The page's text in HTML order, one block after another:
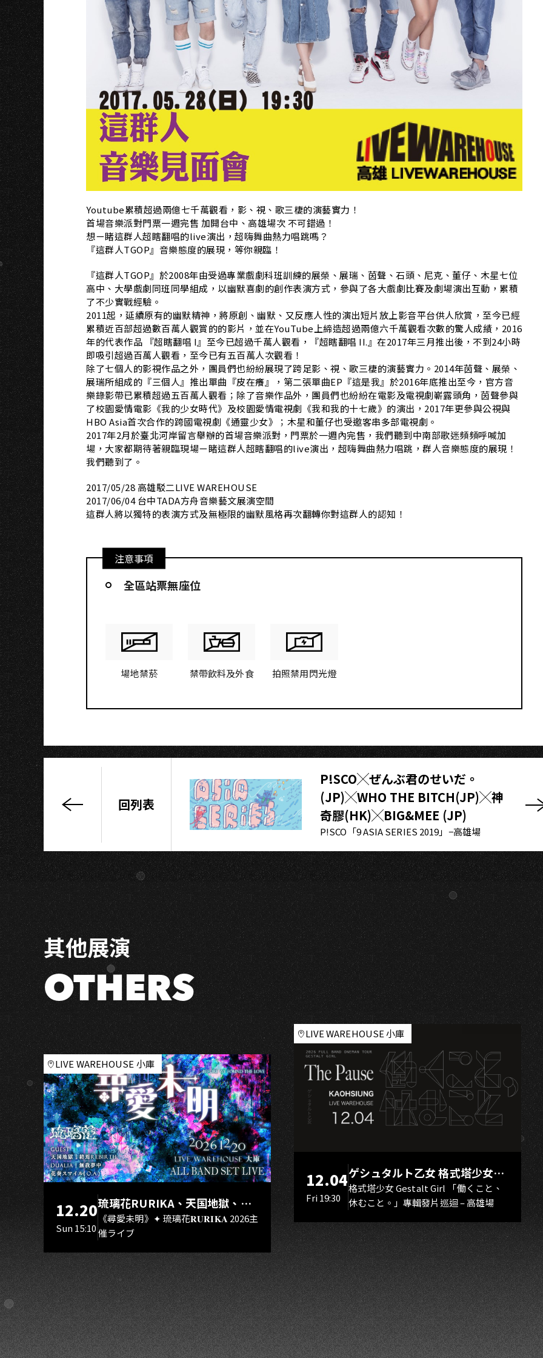
Youtube累積超過兩億七千萬觀看，影、視、歌三棲的演藝實力！
首場音樂派對門票一週完售 加開台中、高雄場次 不可錯過！
想ㄧ睹這群人超瞎翻唱的live演出，超嗨舞曲熱力唱跳嗎？
『這群人TGOP』音樂態度的展現，等你親臨！
『這群人TGOP』於2008年由受過專業戲劇科班訓練的展榮、展瑞、茵聲、石頭、尼克、董仔、木星七位
高中、大學戲劇同班同學組成，以幽默喜劇的創作表演方式，參與了各大戲劇比賽及劇場演出互動，累積
了不少實戰經驗。
2011起，延續原有的幽默精神，將原創、幽默、又反應人性的演出短片放上影音平台供人欣賞，至今已經
累積近百部超過數百萬人觀賞的的影片，並在YouTube上締造超過兩億六千萬觀看次數的驚人成績，2016
年的代表作品 『超瞎翻唱 I』至今已超過千萬人觀看，『超瞎翻唱 II.』在2017年三月推出後，不到24小時
即吸引超過百萬人觀看，至今已有五百萬人次觀看！
除了七個人的影視作品之外，團員們也紛紛展現了跨足影、視、歌三棲的演藝實力。2014年茵聲、展榮、
展瑞所組成的『三個人』推出單曲『皮在癢』，第二張單曲EP『這是我』於2016年底推出至今，官方音
樂錄影帶已累積超過五百萬人觀看；除了音樂作品外，團員們也紛紛在電影及電視劇嶄露頭角，茵聲參與
了校園愛情電影《我的少女時代》及校園愛情電視劇《我和我的十七歲》的演出，2017年更參與公視與
HBO Asia首次合作的跨國電視劇《通靈少女》；木星和董仔也受邀客串多部電視劇。
2017年2月於臺北河岸留言舉辦的首場音樂派對，門票於一週內完售，我們聽到中南部歌迷頻頻呼喊加
場，大家都期待著親臨現場ㄧ睹這群人超瞎翻唱的live演出，超嗨舞曲熱力唱跳，群人音樂態度的展現！
我們聽到了。
2017/05/28 高雄駁二LIVE WAREHOUSE
2017/06/04 台中TADA方舟音樂藝文展演空間
這群人將以獨特的表演方式及無極限的幽默風格再次翻轉你對這群人的認知！
注意事項
全區站票無座位
場地禁菸 禁帶飲料及外食 拍照禁用閃光燈
聞」
臺
灣
巡
演
−高
雄
場
回列表
P!SCO╳ぜんぶ君のせいだ。
(JP)╳WHO THE BITCH(JP)╳神
奇膠(HK)╳BIG&MEE (JP)
P!SCO「9 ASIA SERIES 2019」−高雄場
其他展演
OTHERS
LIVE WAREHOUSE 小庫
12.20
Sun 15:10
琉璃花RURIKA、天国地獄、終
焉Rebirth、DUALIA、無我夢
中、花奏スマイル（O.A.）
《尋愛未明》✦ 琉璃花𝐑𝐔𝐑𝐈𝐊𝐀 2026主
催ライブ
LIVE WAREHOUSE 小庫
12.04
Fri 19:30
ゲシュタルト乙女 格式塔少女
Gestalt Girl
格式塔少女 Gestalt Girl 「働くこと、
休むこと。」專輯發片巡迴 – 高雄場